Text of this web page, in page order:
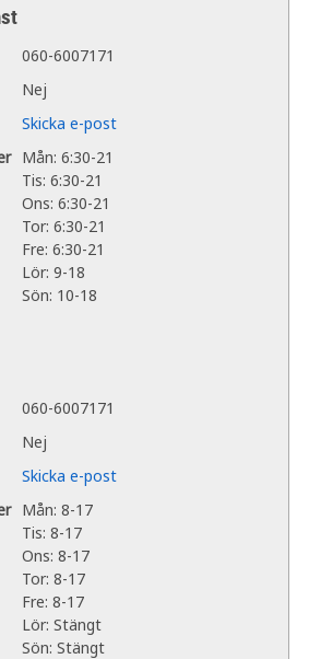
060-6007171
Nej
Skicka e-post
Mån: 6:30-21
Tis: 6:30-21
Ons: 6:30-21
Tor: 6:30-21
Fre: 6:30-21
Lör: 9-18
Sön: 10-18
060-6007171
Nej
Skicka e-post
Mån: 8-17
Tis: 8-17
Ons: 8-17
Tor: 8-17
Fre: 8-17
Lör: Stängt
Sön: Stängt